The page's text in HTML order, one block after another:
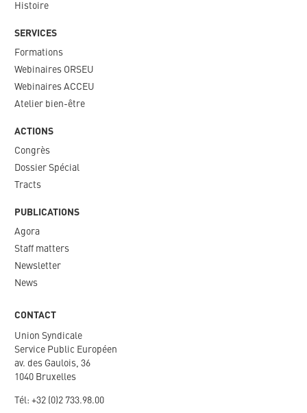
Histoire
SERVICES
Formations
Webinaires ORSEU​
Webinaires ACCEU
Atelier bien-être
ACTIONS
Congrès
Dossier Spécial
Tracts
PUBLICATIONS
Agora
Staff matters
Newsletter​
News
CONTACT
Union Syndicale
Service Public Européen
av. des Gaulois, 36
1040 Bruxelles
Tél: +32 (0)2 733.98.00